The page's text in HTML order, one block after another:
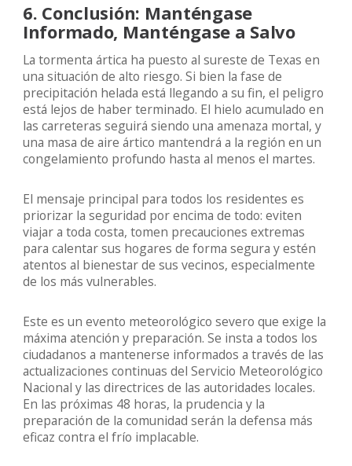
6. Conclusión: Manténgase
Informado, Manténgase a Salvo
La tormenta ártica ha puesto al sureste de Texas en
una situación de alto riesgo. Si bien la fase de
precipitación helada está llegando a su fin, el peligro
está lejos de haber terminado. El hielo acumulado en
las carreteras seguirá siendo una amenaza mortal, y
una masa de aire ártico mantendrá a la región en un
congelamiento profundo hasta al menos el martes.
El mensaje principal para todos los residentes es
priorizar la seguridad por encima de todo: eviten
viajar a toda costa, tomen precauciones extremas
para calentar sus hogares de forma segura y estén
atentos al bienestar de sus vecinos, especialmente
de los más vulnerables.
Este es un evento meteorológico severo que exige la
máxima atención y preparación. Se insta a todos los
ciudadanos a mantenerse informados a través de las
actualizaciones continuas del Servicio Meteorológico
Nacional y las directrices de las autoridades locales.
En las próximas 48 horas, la prudencia y la
preparación de la comunidad serán la defensa más
eficaz contra el frío implacable.